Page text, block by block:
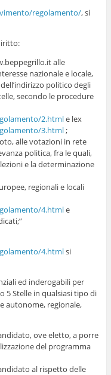
regolamento/, si
alle
nazionale e locale,
politico degli
secondo le procedure
2.htmle lex
3.html;
alle votazioni in rete
politica, fra le quali,
e la determinazione
regionali e locali
4.htmle
4.htmlsi
ed inderogabili per
5 Stelle in qualsiasi tipo di
autonome, regionale,
ove eletto, a porre
del programma
al rispetto delle